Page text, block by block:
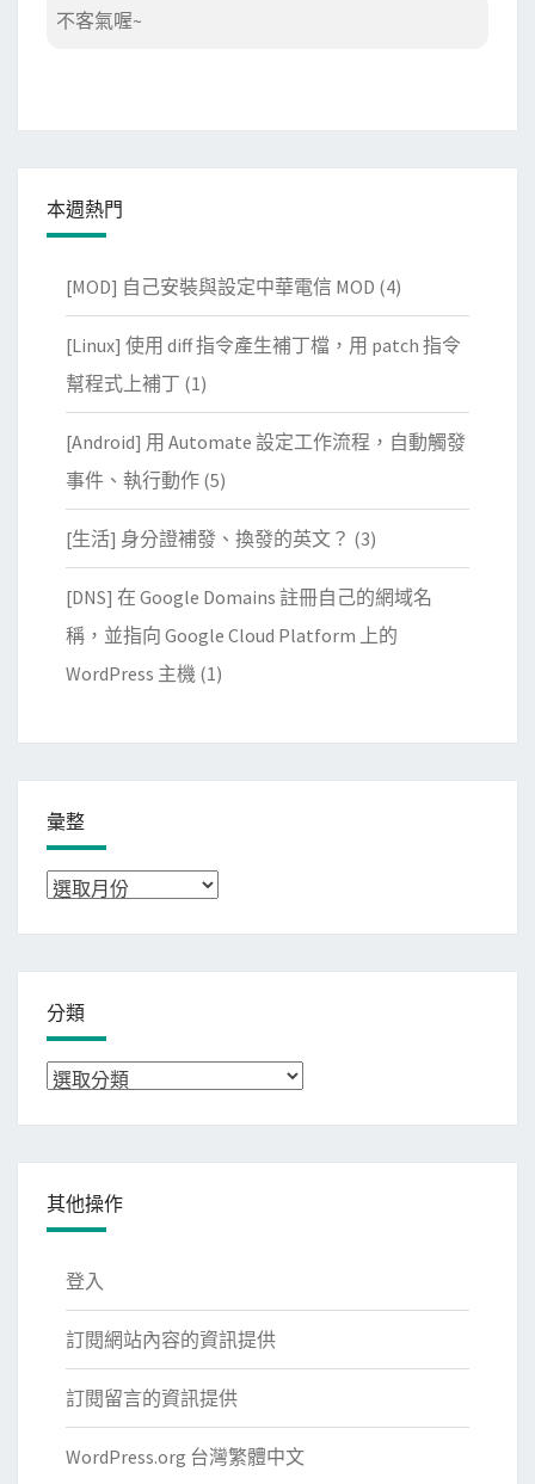
不客氣喔~
本週熱門
[MOD] 自己安裝與設定中華電信 MOD (4)
[Linux] 使用 diff 指令產生補丁檔，用 patch 指令
幫程式上補丁 (1)
[Android] 用 Automate 設定工作流程，自動觸發
事件、執行動作 (5)
[生活] 身分證補發、換發的英文？ (3)
[DNS] 在 Google Domains 註冊自己的網域名
稱，並指向 Google Cloud Platform 上的
WordPress 主機 (1)
彙整
彙
分類
分
其他操作
登入
訂閱網站內容的資訊提供
訂閱留言的資訊提供
WordPress.org 台灣繁體中文